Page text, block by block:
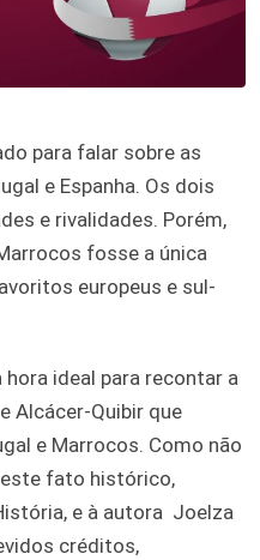
para falar sobre as
e Espanha. Os dois
e rivalidades. Porém,
fosse a única
europeus e sul-
ideal para recontar a
Alcácer-Quibir que
e Marrocos. Como não
fato histórico,
e à autora Joelza
créditos,